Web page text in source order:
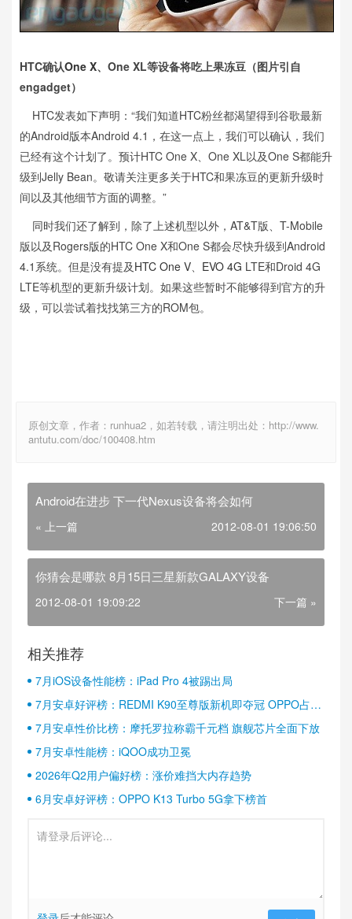
HTC确认One X、One XL等设备将吃上果冻豆（图片引自
engadget）
HTC发表如下声明：“我们知道HTC粉丝都渴望得到谷歌最新
的Andr​​oid版本Android 4.1，在这一点上，我们可以确认，我们
已经有这个计划了。预计HTC One X、One XL以及One S都能升
级到Jelly Bean。敬请关注更多关于HTC和果冻豆的更新升级时
间以及其他细节方面的调整。”
同时我们还了解到，除了上述机型以外，AT&T版、T-Mobile
版以及Rogers版的HTC One X和One S都会尽快升级到Android
4.1系统。但是没有提及HTC One V EVO 4G LTE和Droid 4G
LTE等机型的更新升级计划。如果这些暂时不能够得到官方的升
级，可以尝试着找找第三方的ROM包。
原创文章，作者：runhua2，如若转载，请注明出处：http://www.
antutu.com/doc/100408.htm
Android在进步 下一代Nexus设备将会如何
« 上一篇 2012-08-01 19:06:50
你猜会是哪款 8月15日三星新款GALAXY设备
2012-08-01 19:09:22 下一篇 »
相关推荐
7月iOS设备性能榜：iPad Pro 4被踢出局
7月安卓好评榜：REDMI K90至尊版新机即夺冠 OPPO占据
半壁江山
7月安卓性价比榜：摩托罗拉称霸千元档 旗舰芯片全面下放
7月安卓性能榜：iQOO成功卫冕
2026年Q2用户偏好榜：涨价难挡大内存趋势
6月安卓好评榜：OPPO K13 Turbo 5G拿下榜首